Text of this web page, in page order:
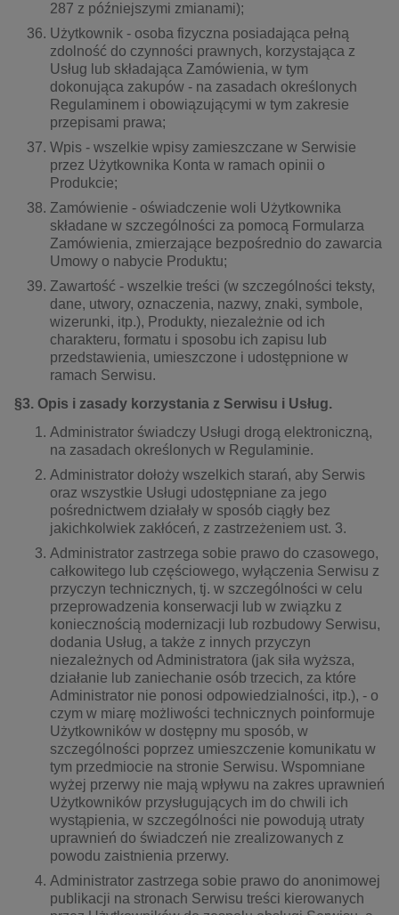
287 z późniejszymi zmianami);
Użytkownik - osoba fizyczna posiadająca pełną
zdolność do czynności prawnych, korzystająca z
Usług lub składająca Zamówienia, w tym
dokonująca zakupów - na zasadach określonych
Regulaminem i obowiązującymi w tym zakresie
przepisami prawa;
Wpis - wszelkie wpisy zamieszczane w Serwisie
przez Użytkownika Konta w ramach opinii o
Produkcie;
Zamówienie - oświadczenie woli Użytkownika
składane w szczególności za pomocą Formularza
Zamówienia, zmierzające bezpośrednio do zawarcia
Umowy o nabycie Produktu;
Zawartość - wszelkie treści (w szczególności teksty,
dane, utwory, oznaczenia, nazwy, znaki, symbole,
wizerunki, itp.), Produkty, niezależnie od ich
charakteru, formatu i sposobu ich zapisu lub
przedstawienia, umieszczone i udostępnione w
ramach Serwisu.
§3. Opis i zasady korzystania z Serwisu i Usług.
Administrator świadczy Usługi drogą elektroniczną,
na zasadach określonych w Regulaminie.
Administrator dołoży wszelkich starań, aby Serwis
oraz wszystkie Usługi udostępniane za jego
pośrednictwem działały w sposób ciągły bez
jakichkolwiek zakłóceń, z zastrzeżeniem ust. 3.
Administrator zastrzega sobie prawo do czasowego,
całkowitego lub częściowego, wyłączenia Serwisu z
przyczyn technicznych, tj. w szczególności w celu
przeprowadzenia konserwacji lub w związku z
koniecznością modernizacji lub rozbudowy Serwisu,
dodania Usług, a także z innych przyczyn
niezależnych od Administratora (jak siła wyższa,
działanie lub zaniechanie osób trzecich, za które
Administrator nie ponosi odpowiedzialności, itp.), - o
czym w miarę możliwości technicznych poinformuje
Użytkowników w dostępny mu sposób, w
szczególności poprzez umieszczenie komunikatu w
tym przedmiocie na stronie Serwisu. Wspomniane
wyżej przerwy nie mają wpływu na zakres uprawnień
Użytkowników przysługujących im do chwili ich
wystąpienia, w szczególności nie powodują utraty
uprawnień do świadczeń nie zrealizowanych z
powodu zaistnienia przerwy.
Administrator zastrzega sobie prawo do anonimowej
publikacji na stronach Serwisu treści kierowanych